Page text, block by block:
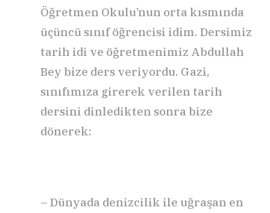
Öğretmen Okulu’nun orta kısmında
üçüncü sınıf öğrencisi idim. Dersimiz
tarih idi ve öğretmenimiz Abdullah
Bey bize ders veriyordu. Gazi,
sınıfımıza girerek verilen tarih
dersini dinledikten sonra bize
dönerek:
– Dünyada denizcilik ile uğraşan en